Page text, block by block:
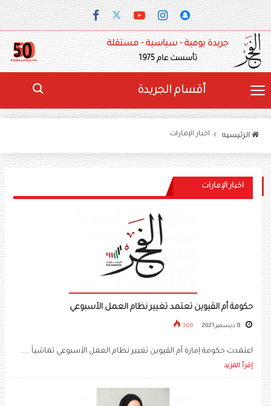
جريدة يومية - سياسية - مستقلة
تأسست عام 1975
أقسام الجريدة
الرئيسيه اخبار الإمارات
اخبار الإمارات
حكومة أم القيوين تعتمد تغيير نظام العمل الأسبوعي
360
اعتمدت حكومة إمارة أم القيوين تغيير نظام العمل الأسبوعي تماشياً .....
إقرأ المزيد